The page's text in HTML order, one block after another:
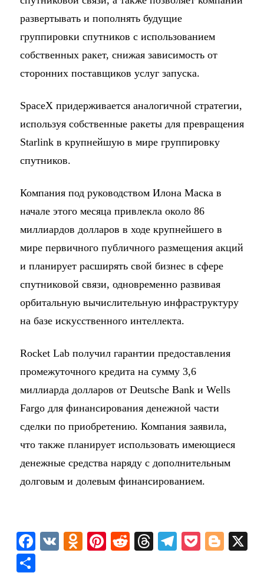
развертывать и пополнять будущие
группировки спутников с использованием
собственных ракет, снижая зависимость от
сторонних поставщиков услуг запуска.
SpaceX придерживается аналогичной стратегии,
используя собственные ракеты для превращения
Starlink в крупнейшую в мире группировку
спутников.
Компания под руководством Илона Маска в
начале этого месяца привлекла около 86
миллиардов долларов в ходе крупнейшего в
мире первичного публичного размещения акций
и планирует расширять свой бизнес в сфере
спутниковой связи, одновременно развивая
орбитальную вычислительную инфраструктуру
на базе искусственного интеллекта.
Rocket Lab получил гарантии предоставления
промежуточного кредита на сумму 3,6
миллиарда долларов от Deutsche Bank и Wells
Fargo для финансирования денежной части
сделки по приобретению. Компания заявила,
что также планирует использовать имеющиеся
денежные средства наряду с дополнительным
долговым и долевым финансированием.
F
a
V
O
Pi
R
T
T
P
Bl